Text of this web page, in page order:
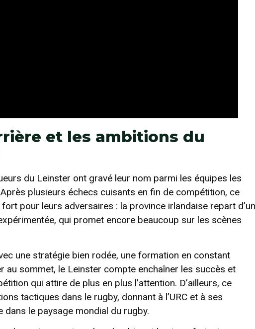
et les ambitions du
du Leinster ont gravé leur nom parmi les équipes les
plusieurs échecs cuisants en fin de compétition, ce
pour leurs adversaires : la province irlandaise repart d’un
qui promet encore beaucoup sur les scènes
une stratégie bien rodée, une formation en constant
au sommet, le Leinster compte enchaîner les succès et
qui attire de plus en plus l’attention. D’ailleurs, ce
tactiques dans le rugby, donnant à l’URC et à ses
le paysage mondial du rugby.